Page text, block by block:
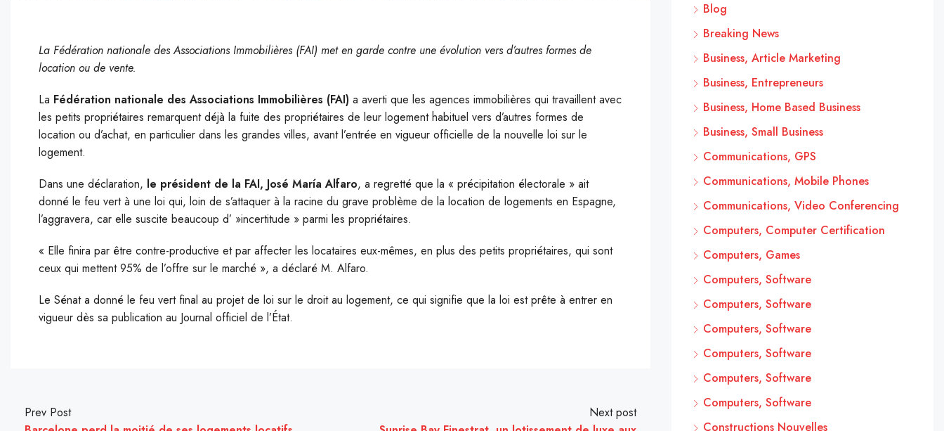
La Fédération nationale des Associations Immobilières (FAI) met en garde contre une évolution vers d’autres formes de
location ou de vente.
La Fédération nationale des Associations Immobilières (FAI) a averti que les agences immobilières qui travaillent avec
les petits propriétaires remarquent déjà la fuite des propriétaires de leur logement habituel vers d’autres formes de
location ou d’achat, en particulier dans les grandes villes, avant l’entrée en vigueur officielle de la nouvelle loi sur le
logement.
Dans une déclaration, le président de la FAI, José María Alfaro, a regretté que la « précipitation électorale » ait
donné le feu vert à une loi qui, loin de s’attaquer à la racine du grave problème de la location de logements en Espagne,
l’aggravera, car elle suscite beaucoup d’ »incertitude » parmi les propriétaires.
« Elle finira par être contre-productive et par affecter les locataires eux-mêmes, en plus des petits propriétaires, qui sont
ceux qui mettent 95% de l’offre sur le marché », a déclaré M. Alfaro.
Le Sénat a donné le feu vert final au projet de loi sur le droit au logement, ce qui signifie que la loi est prête à entrer en
vigueur dès sa publication au Journal officiel de l’État.
Prev Post
Next post
Blog
Breaking News
Business, Article Marketing
Business, Entrepreneurs
Business, Home Based Business
Business, Small Business
Communications, GPS
Communications, Mobile Phones
Communications, Video Conferencing
Computers, Computer Certification
Computers, Games
Computers, Software
Computers, Software
Computers, Software
Computers, Software
Computers, Software
Computers, Software
Constructions Nouvelles